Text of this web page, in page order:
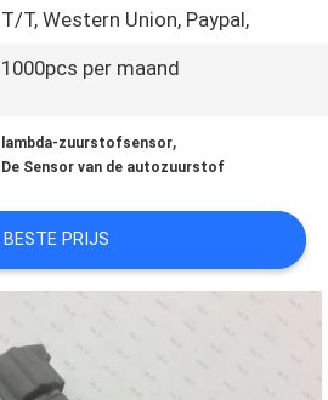
T/T, Western Union, Paypal,
1000pcs per maand
lambda-zuurstofsensor,
De Sensor van de autozuurstof
BESTE PRIJS